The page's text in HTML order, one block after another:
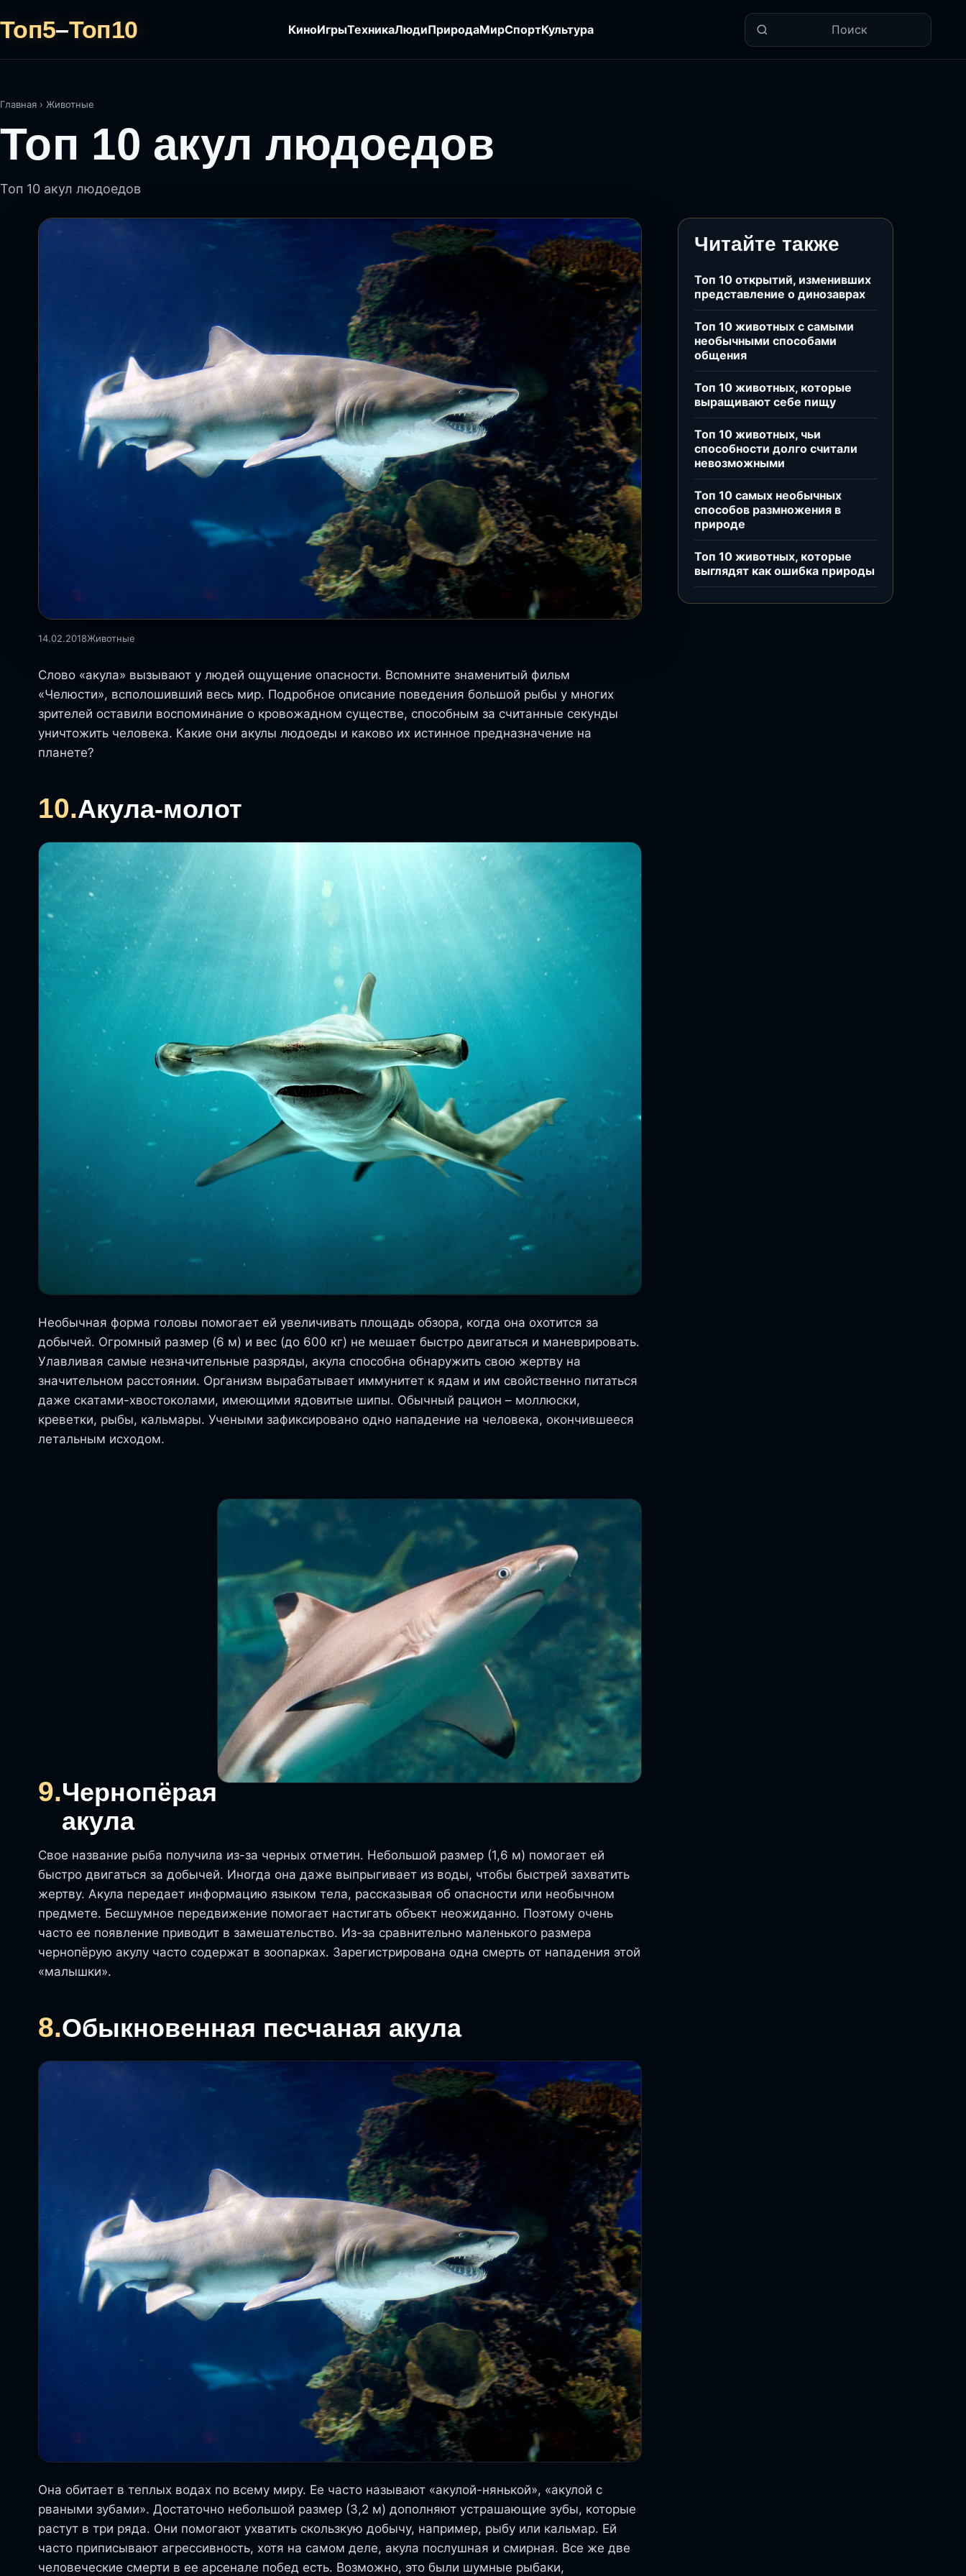
Топ5–Топ10 КиноИгрыТехникаЛюдиПриродаМирСпортКультура Поиск
Главная › Животные
Топ 10 акул людоедов
Топ 10 акул людоедов
14.02.2018Животные
Слово «акула» вызывают у людей ощущение опасности. Вспомните знаменитый фильм
«Челюсти», всполошивший весь мир. Подробное описание поведения большой рыбы у многих
зрителей оставили воспоминание о кровожадном существе, способным за считанные секунды
уничтожить человека. Какие они акулы людоеды и каково их истинное предназначение на
планете?
10.Акула-молот
Необычная форма головы помогает ей увеличивать площадь обзора, когда она охотится за
добычей. Огромный размер (6 м) и вес (до 600 кг) не мешает быстро двигаться и маневрировать.
Улавливая самые незначительные разряды, акула способна обнаружить свою жертву на
значительном расстоянии. Организм вырабатывает иммунитет к ядам и им свойственно питаться
даже скатами-хвостоколами, имеющими ядовитые шипы. Обычный рацион – моллюски,
креветки, рыбы, кальмары. Учеными зафиксировано одно нападение на человека, окончившееся
летальным исходом.
9.Чернопёрая
акула
Свое название рыба получила из-за черных отметин. Небольшой размер (1,6 м) помогает ей
быстро двигаться за добычей. Иногда она даже выпрыгивает из воды, чтобы быстрей захватить
жертву. Акула передает информацию языком тела, рассказывая об опасности или необычном
предмете. Бесшумное передвижение помогает настигать объект неожиданно. Поэтому очень
часто ее появление приводит в замешательство. Из-за сравнительно маленького размера
чернопёрую акулу часто содержат в зоопарках. Зарегистрирована одна смерть от нападения этой
«малышки».
8.Обыкновенная песчаная акула
Она обитает в теплых водах по всему миру. Ее часто называют «акулой-нянькой», «акулой с
рваными зубами». Достаточно небольшой размер (3,2 м) дополняют устрашающие зубы, которые
растут в три ряда. Они помогают ухватить скользкую добычу, например, рыбу или кальмар. Ей
часто приписывают агрессивность, хотя на самом деле, акула послушная и смирная. Все же две
человеческие смерти в ее арсенале побед есть. Возможно, это были шумные рыбаки,
Читайте также
Топ 10 открытий, изменивших
представление о динозаврах
Топ 10 животных с самыми
необычными способами
общения
Топ 10 животных, которые
выращивают себе пищу
Топ 10 животных, чьи
способности долго считали
невозможными
Топ 10 самых необычных
способов размножения в
природе
Топ 10 животных, которые
выглядят как ошибка природы